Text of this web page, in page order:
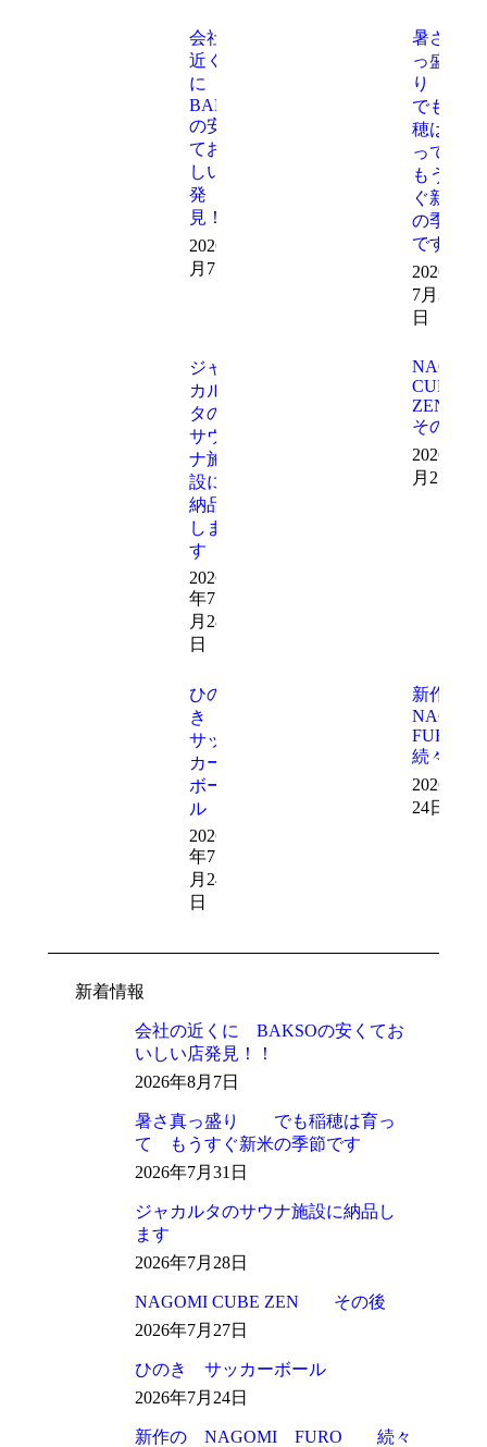
会社の
近く
に
BAKSO
の安く
ておい
しい店
発
見！！
2026年8
月7日
暑さ真
っ盛
り
でも稲
穂は育
って
もうす
ぐ新米
の季節
です
2026年
7月31
日
ジャ
カル
タの
サウ
ナ施
設に
納品
しま
す
2026
年7
月28
日
NAGOMI
CUBE
ZEN
その後
2026年7
月27日
ひの
き
サッ
カー
ボー
ル
2026
年7
月24
日
新作の
続々誕生
2026年7
24日
新着情報
会社の近くに BAKSOの安くてお
いしい店発見！！
2026年8月7日
暑さ真っ盛り でも稲穂は育っ
て もうすぐ新米の季節です
2026年7月31日
ジャカルタのサウナ施設に納品し
ます
2026年7月28日
NAGOMI CUBE ZEN その後
2026年7月27日
ひのき サッカーボール
2026年7月24日
新作の NAGOMI FURO 続々